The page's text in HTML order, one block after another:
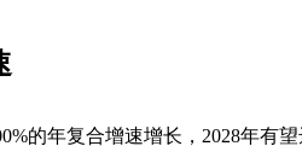
的年复合增速增长，2028年